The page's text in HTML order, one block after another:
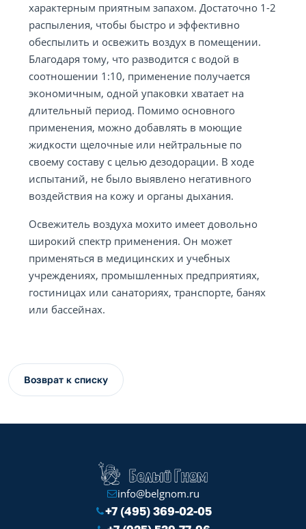
характерным приятным запахом. Достаточно 1-2
распыления, чтобы быстро и эффективно
обеспылить и освежить воздух в помещении.
Благодаря тому, что разводится с водой в
соотношении 1:10, применение получается
экономичным, одной упаковки хватает на
длительный период. Помимо основного
применения, можно добавлять в моющие
жидкости щелочные или нейтральные по
своему составу с целью дезодорации. В ходе
испытаний, не было выявлено негативного
воздействия на кожу и органы дыхания.
Освежитель воздуха мохито имеет довольно
широкий спектр применения. Он может
применяться в медицинских и учебных
учреждениях, промышленных предприятиях,
гостиницах или санаториях, транспорте, банях
или бассейнах.
Возврат к списку
info@belgnom.ru
+7 (495) 369-02-05